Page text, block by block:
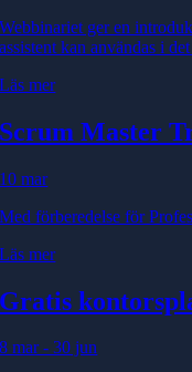
Webbinariet ger en
assistent kan användas i
Läs mer
Scrum Master
10 mar
Med förberedelse för
Läs mer
Gratis
8 mar - 30 jun